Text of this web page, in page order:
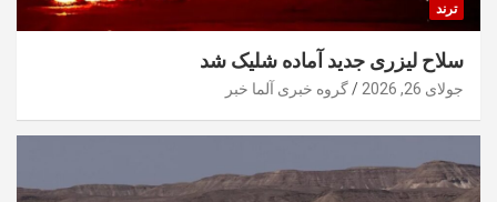
ترند
سلاح لیزری جدید آماده شلیک شد
جولای 26, 2026 گروه خبری آلما خبر